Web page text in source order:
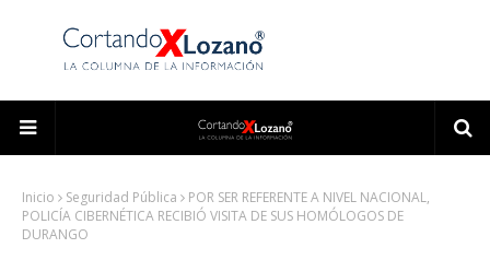
Inicio Seguridad Pública
POR SER REFERENTE A NIVEL NACIONAL,
POLICÍA CIBERNÉTICA RECIBIÓ VISITA DE SUS HOMÓLOGOS DE
DURANGO